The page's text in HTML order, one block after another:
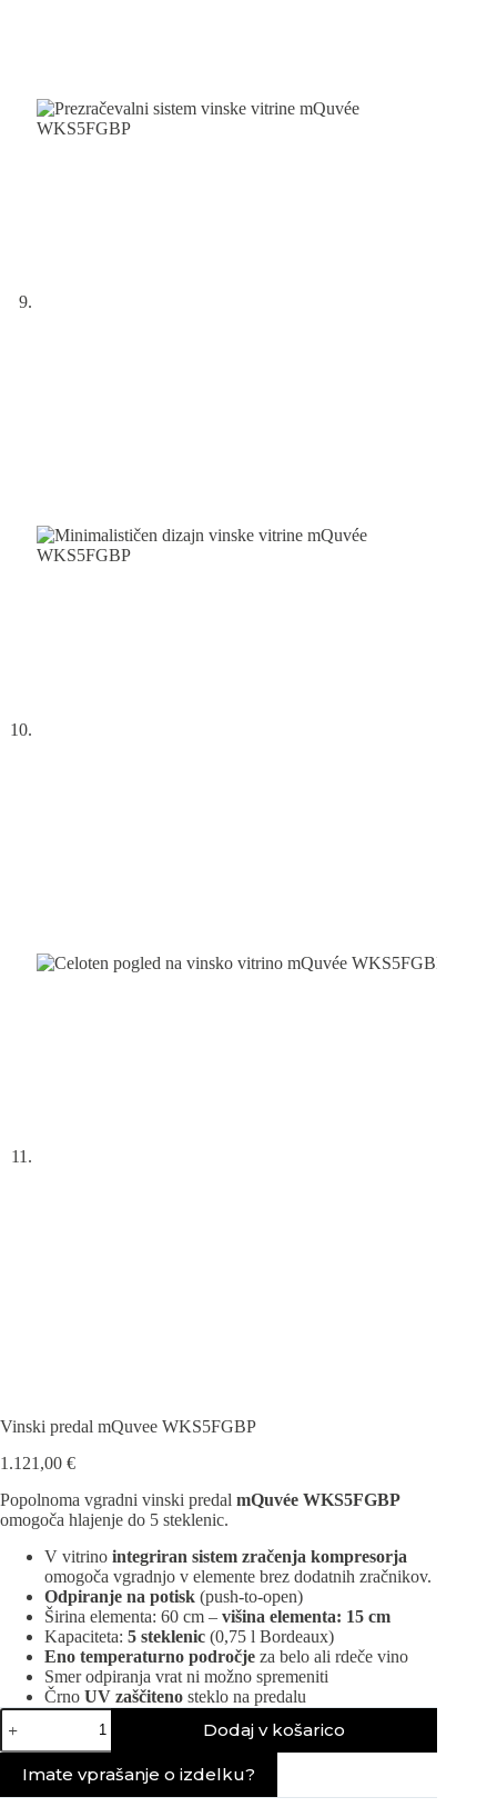
Vinski predal mQuvee WKS5FGBP
1.121,00 €
Popolnoma vgradni vinski predal mQuvée WKS5FGBP
omogoča hlajenje do 5 steklenic.
V vitrino integriran sistem zračenja kompresorja
omogoča vgradnjo v elemente brez dodatnih zračnikov.
Odpiranje na potisk (push-to-open)
Širina elementa: 60 cm – višina elementa: 15 cm
Kapaciteta: 5 steklenic (0,75 l Bordeaux)
Eno temperaturno področje za belo ali rdeče vino
Smer odpiranja vrat ni možno spremeniti
Črno UV zaščiteno steklo na predalu
Vinski
predal
mQuvee
WKS5FGBP
Dodaj v košarico
Imate vprašanje o izdelku?